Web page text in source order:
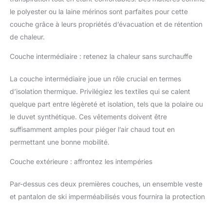
doudoune, sans effet gonflant.
le polyester ou la laine mérinos sont parfaites pour cette
couche grâce à leurs propriétés d’évacuation et de rétention
de chaleur.
Couche intermédiaire : retenez la chaleur sans surchauffe
La couche intermédiaire joue un rôle crucial en termes
d’isolation thermique. Privilégiez les textiles qui se calent
quelque part entre légèreté et isolation, tels que la polaire ou
le duvet synthétique. Ces vêtements doivent être
suffisamment amples pour piéger l’air chaud tout en
permettant une bonne mobilité.
Couche extérieure : affrontez les intempéries
Par-dessus ces deux premières couches, un ensemble veste
et pantalon de ski imperméabilisés vous fournira la protection